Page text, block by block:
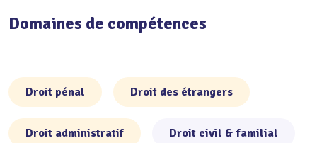
Domaines de compétences
Droit pénal Droit des étrangers
Droit administratif Droit civil & familial